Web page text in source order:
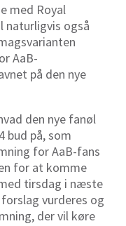
med Royal
naturligvis også
AaB-
på den nye
den nye fanøl
bud på, som
for AaB-fans
for at komme
tirsdag i næste
vurderes og
der vil køre